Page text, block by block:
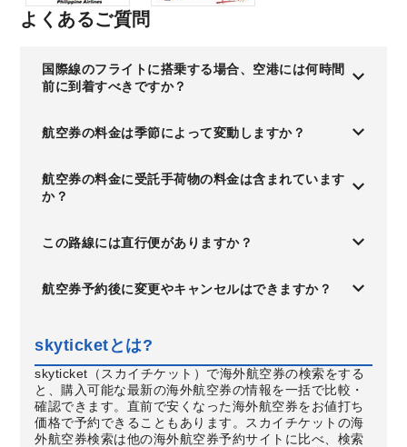
よくあるご質問
国際線のフライトに搭乗する場合、空港には何時間
前に到着すべきですか？
航空券の料金は季節によって変動しますか？
航空券の料金に受託手荷物の料金は含まれています
か？
この路線には直行便がありますか？
航空券予約後に変更やキャンセルはできますか？
skyticketとは?
skyticket（スカイチケット）で海外航空券の検索をする
と、購入可能な最新の海外航空券の情報を一括で比較・
確認できます。直前で安くなった海外航空券をお値打ち
価格で予約できることもあります。スカイチケットの海
外航空券検索は他の海外航空券予約サイトに比べ、検索